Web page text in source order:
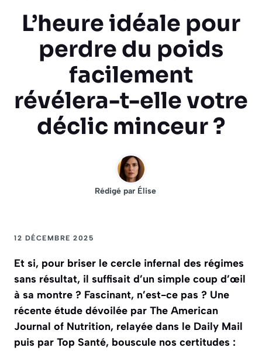
L’heure idéale pour
perdre du poids
facilement
révélera-t-elle votre
déclic minceur ?
Rédigé par Élise
12 DÉCEMBRE 2025
Et si, pour briser le cercle infernal des régimes
sans résultat, il suffisait d’un simple coup d’œil
à sa montre ? Fascinant, n’est-ce pas ? Une
récente étude dévoilée par The American
Journal of Nutrition, relayée dans le Daily Mail
puis par Top Santé, bouscule nos certitudes :